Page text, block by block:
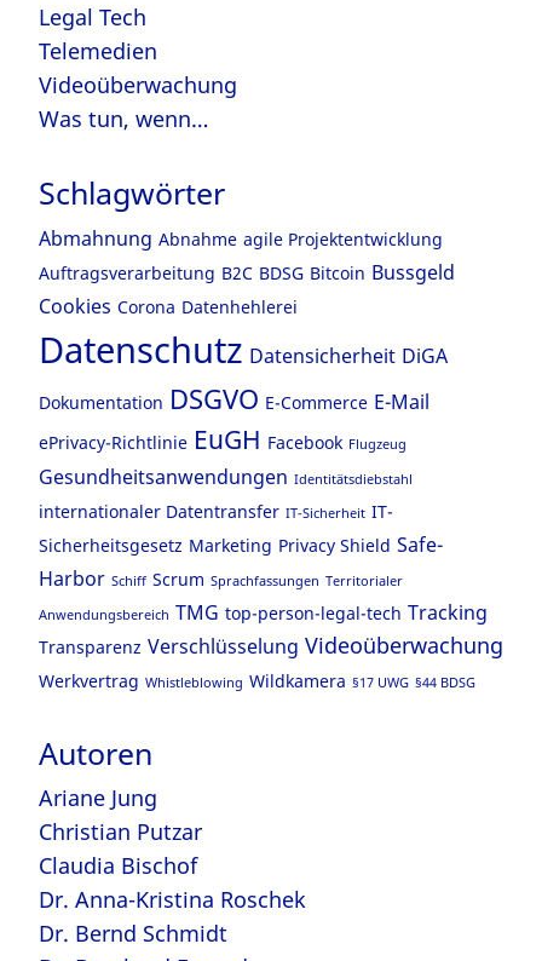
Legal Tech
Telemedien
Videoüberwachung
Was tun, wenn…
Schlagwörter
Abmahnung Abnahme agile Projektentwicklung
Auftragsverarbeitung B2C BDSG Bitcoin Bussgeld
Cookies Corona Datenhehlerei
Datenschutz Datensicherheit DiGA
Dokumentation DSGVO E-Commerce E-Mail
ePrivacy-Richtlinie EuGH Facebook Flugzeug
Gesundheitsanwendungen Identitätsdiebstahl
internationaler Datentransfer IT-Sicherheit IT-
Sicherheitsgesetz Marketing Privacy Shield Safe-
Harbor Schiff Scrum Sprachfassungen Territorialer
Anwendungsbereich TMG top-person-legal-tech Tracking
Transparenz Verschlüsselung Videoüberwachung
Werkvertrag Whistleblowing Wildkamera §17 UWG §44 BDSG
Autoren
Ariane Jung
Christian Putzar
Claudia Bischof
Dr. Anna-Kristina Roschek
Dr. Bernd Schmidt